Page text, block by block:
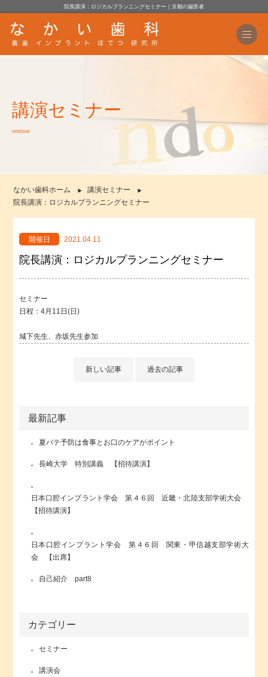
院長講演：ロジカルプランニングセミナー｜京都の歯医者
講演セミナー
seminar
なかい歯科ホーム
講演セミナー
院長講演：ロジカルプランニングセミナー
開催日 2021.04.11
院長講演：ロジカルプランニングセミナー
セミナー
日程：4月11日(日)
城下先生、赤坂先生参加
新しい記事 過去の記事
最新記事
夏バテ予防は食事とお口のケアがポイント
長崎大学 特別講義 【招待講演】
日本口腔インプラント学会 第４６回 近畿・北陸支部学術大会
【招待講演】
日本口腔インプラント学会 第４６回 関東・甲信越支部学術大
会 【出席】
自己紹介 part8
カテゴリー
セミナー
講演会